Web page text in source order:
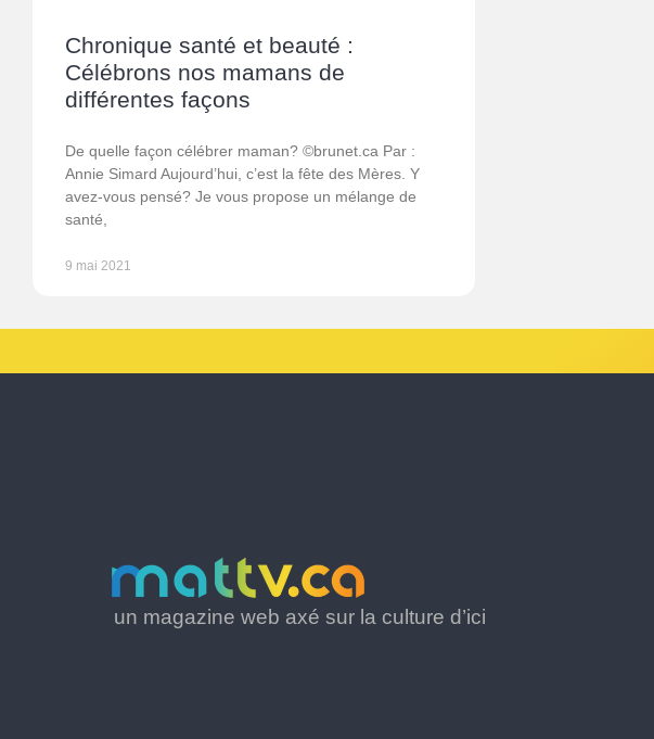
Chronique santé et beauté :
Célébrons nos mamans de
différentes façons
De quelle façon célébrer maman? ©brunet.ca Par :
Annie Simard Aujourd’hui, c’est la fête des Mères. Y
avez-vous pensé? Je vous propose un mélange de
santé,
9 mai 2021
un magazine web axé sur la culture d’ici